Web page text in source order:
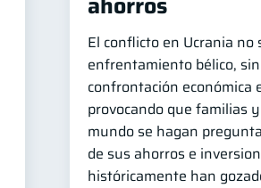
El conflicto en Ucrania no
enfrentamiento bélico,
confrontación económica
provocando que familias
mundo se hagan
de sus ahorros e
históricamente han